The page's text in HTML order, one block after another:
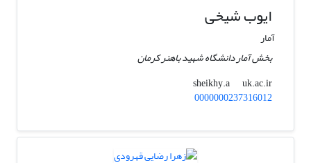
ایوب شیخی
آمار
بخش آمار دانشگاه شهید باهنر کرمان
sheikhy.a
uk.ac.ir
0000000237316012